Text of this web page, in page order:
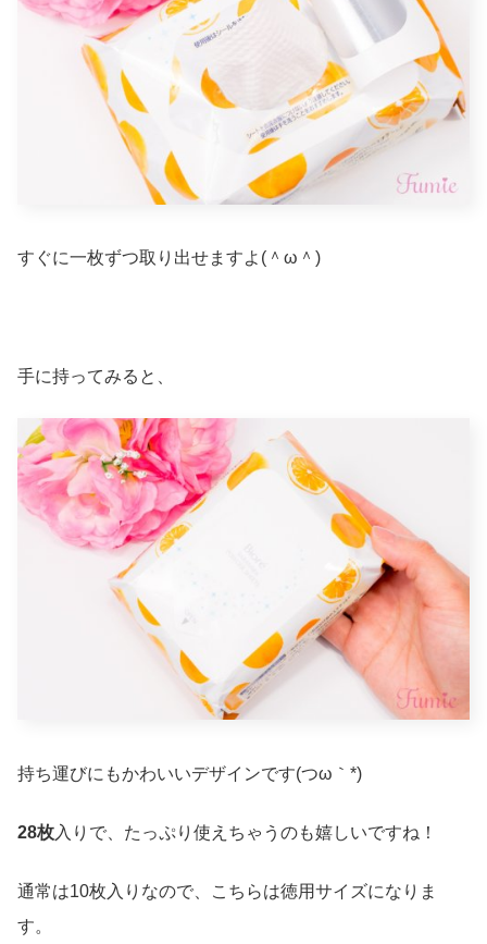
すぐに一枚ずつ取り出せますよ(＾ω＾)
手に持ってみると、
持ち運びにもかわいいデザインです(つω｀*)
28枚入りで、たっぷり使えちゃうのも嬉しいですね！
通常は10枚入りなので、こちらは徳用サイズになりま
す。